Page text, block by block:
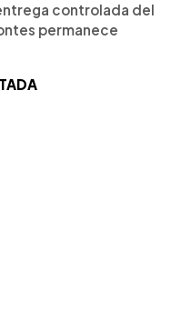
controlada del
permanece